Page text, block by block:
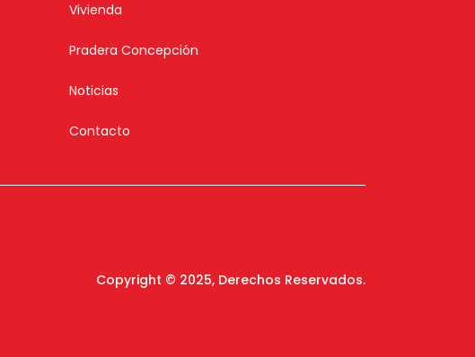
Vivienda
Pradera Concepción
Noticias
Contacto
Copyright © 2025, Derechos Reservados.